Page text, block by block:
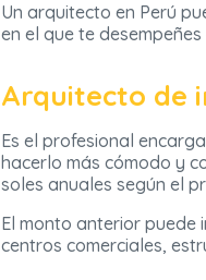
Un arquitecto en Perú
en el que te
Arquitecto de
Es el profesional
hacerlo más cómodo y
soles anuales según el
El monto anterior puede
centros comerciales,